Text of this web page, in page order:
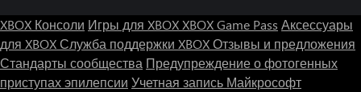
XBOX Консоли Игры для XBOXXBOX Game Pass Аксессуары
для XBOXСлужба поддержки XBOXОтзывы и предложения
Стандарты сообщества Предупреждение о фотогенных
приступах эпилепсии Учетная запись Майкрософт